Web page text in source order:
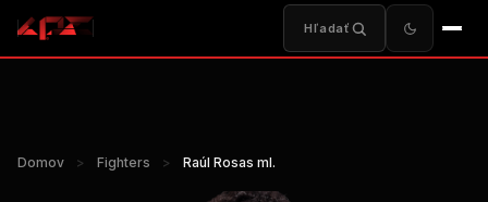
Hľadať
Domov > Fighters > Raúl Rosas ml.